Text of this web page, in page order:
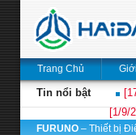
Trang Chủ
Tin nổi bật
[1/9/
FURUNO – Thiết bị